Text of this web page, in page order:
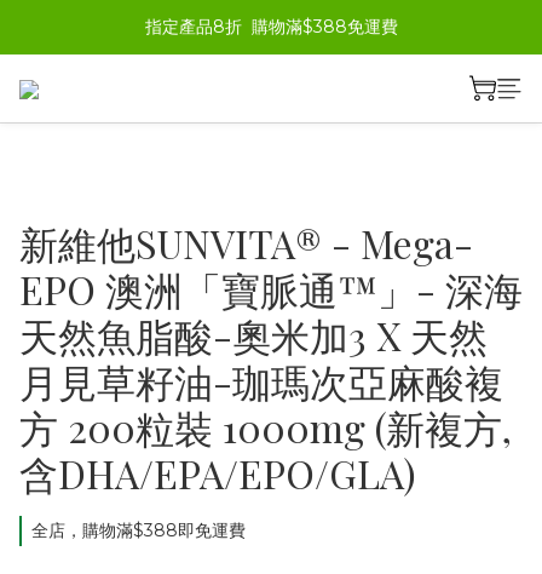
指定產品8折  購物滿$388免運費
新維他SUNVITA® - Mega-
EPO 澳洲「寶脈通™」- 深海
天然魚脂酸-奧米加3 X 天然
月見草籽油-珈瑪次亞麻酸複
方 200粒裝 1000mg (新複方,
含DHA/EPA/EPO/GLA)
全店，購物滿$388即免運費